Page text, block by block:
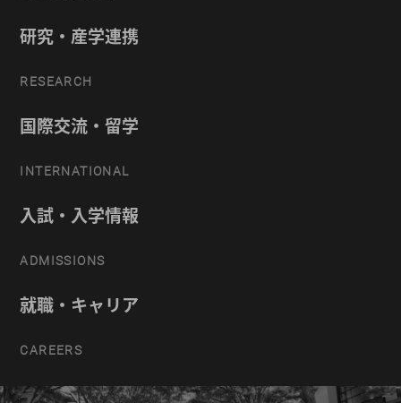
研究・産学連携
RESEARCH
国際交流・留学
INTERNATIONAL
入試・入学情報
ADMISSIONS
就職・キャリア
CAREERS